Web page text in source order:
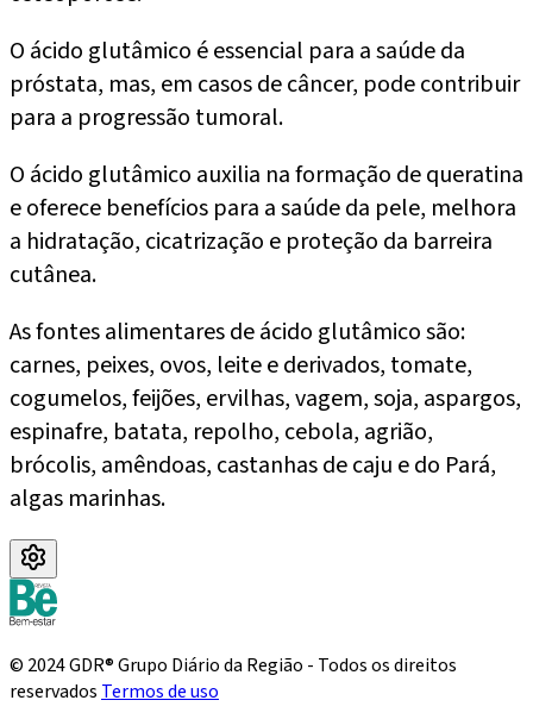
O ácido glutâmico é essencial para a saúde da
próstata, mas, em casos de câncer, pode contribuir
para a progressão tumoral.
O ácido glutâmico auxilia na formação de queratina
e oferece benefícios para a saúde da pele, melhora
a hidratação, cicatrização e proteção da barreira
cutânea.
As fontes alimentares de ácido glutâmico são:
carnes, peixes, ovos, leite e derivados, tomate,
cogumelos, feijões, ervilhas, vagem, soja, aspargos,
espinafre, batata, repolho, cebola, agrião,
brócolis, amêndoas, castanhas de caju e do Pará,
algas marinhas.
© 2024 GDR® Grupo Diário da Região - Todos os direitos
reservados Termos de uso